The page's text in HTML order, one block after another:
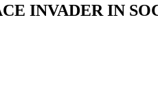
INVADER IN